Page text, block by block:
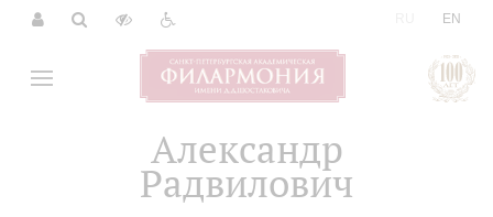
EN
Александр
Радвилович